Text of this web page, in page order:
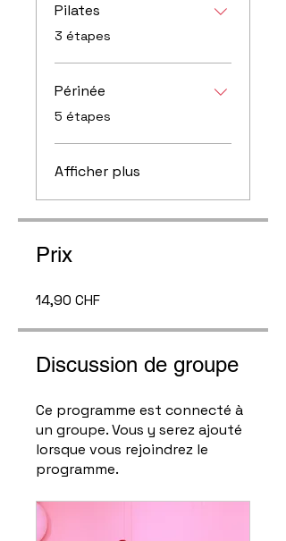
Pilates
.3 étapes
Périnée
.5 étapes
Afficher plus
Prix
14,90 CHF
Discussion de groupe
Ce programme est connecté à
un groupe. Vous y serez ajouté
lorsque vous rejoindrez le
programme.